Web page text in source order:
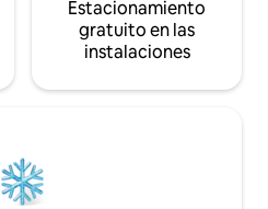
Estacionamiento
gratuito en las
instalaciones